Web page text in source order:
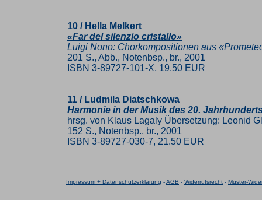
10 / Hella Melkert
«Far del silenzio cristallo»
Luigi Nono: Chorkompositionen aus
201 S., Abb., Notenbsp., br., 2001
ISBN 3-89727-101-X, 19.50 EUR
11 / Ludmila Diatschkowa
Harmonie in der Musik des 20.
hrsg. von Klaus Lagaly Übersetzung: Leonid
152 S., Notenbsp., br., 2001
ISBN 3-89727-030-7, 21.50 EUR
Impressum + Datenschutzerklärung -AGB - Widerrufsrecht - Muster-